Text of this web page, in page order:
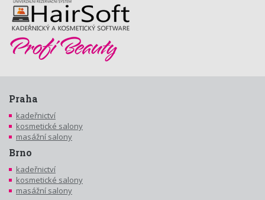
Praha
kadeřnictví
kosmetické salony
masážní salony
Brno
kadeřnictví
kosmetické salony
masážní salony